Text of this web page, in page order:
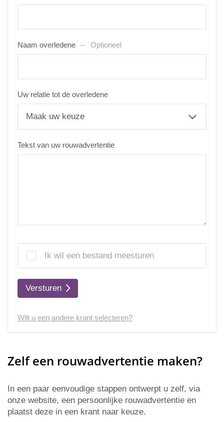
Naam overledene Optioneel
Uw relatie tot de overledene
Tekst van uw rouwadvertentie
Ik wil een bestand meesturen
Versturen
Wilt u een andere krant selecteren?
Zelf een rouwadvertentie maken?
In een paar eenvoudige stappen ontwerpt u zelf, via
onze website, een persoonlijke rouwadvertentie en
plaatst deze in een krant naar keuze.